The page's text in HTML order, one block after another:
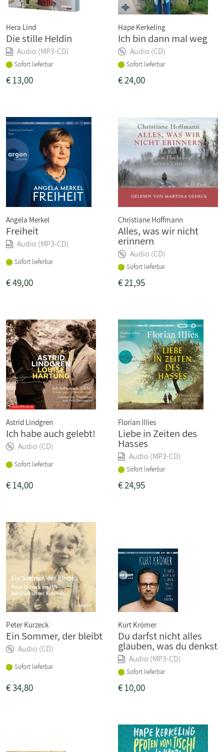
Hera Lind
Die stille Heldin
Audio (MP3-CD)
Sofort lieferbar
€13,00
Hape Kerkeling
Ich bin dann mal weg
Audio (CD)
Sofort lieferbar
€24,00
Angela Merkel
Freiheit
Audio (MP3-CD)
Sofort lieferbar
€49,00
Christiane Hoffmann
Alles, was wir nicht
erinnern
Audio (CD)
Sofort lieferbar
€21,95
Astrid Lindgren
Ich habe auch gelebt!
Audio (CD)
Sofort lieferbar
€14,00
Florian Illies
Liebe in Zeiten des
Hasses
Audio (MP3-CD)
Sofort lieferbar
€24,95
Peter Kurzeck
Ein Sommer, der bleibt
Audio (CD)
Sofort lieferbar
€34,80
Kurt Krömer
Du darfst nicht alles
glauben, was du denkst
Audio (MP3-CD)
Sofort lieferbar
€10,00